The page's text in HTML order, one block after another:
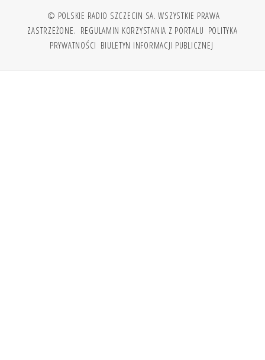
© POLSKIE RADIO SZCZECIN SA. WSZYSTKIE PRAWA
ZASTRZEŻONE. REGULAMIN KORZYSTANIA Z PORTALU POLITYKA
PRYWATNOŚCI BIULETYN INFORMACJI PUBLICZNEJ